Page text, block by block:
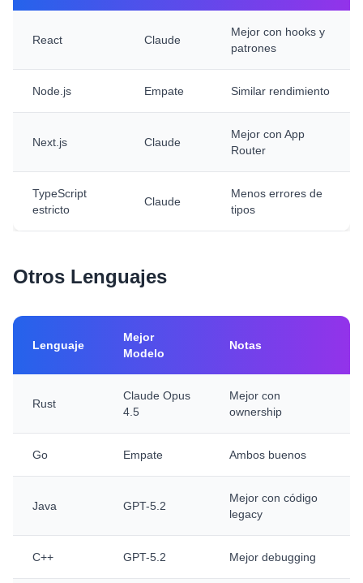
React Claude
Mejor con hooks y
patrones
Node.js Empate Similar rendimiento
Next.js Claude
Mejor con App
Router
TypeScript
estricto
Claude
Menos errores de
tipos
Otros Lenguajes
Lenguaje
Mejor
Modelo
Notas
Rust
Claude Opus
4.5
Mejor con
ownership
Go Empate Ambos buenos
Java GPT-5.2
Mejor con código
legacy
C++ GPT-5.2 Mejor debugging